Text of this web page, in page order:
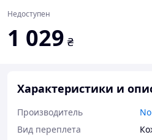
Недоступен
1 029 ₴
Характеристики и
Производитель
Вид переплета